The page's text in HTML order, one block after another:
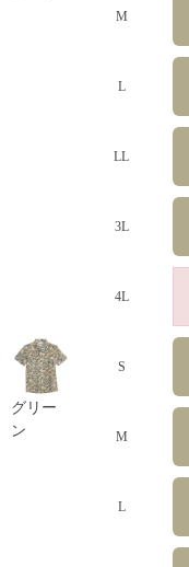
M
L
LL
3L
4L
グリー
ン
S
M
L